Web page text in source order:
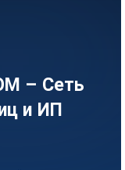
– Сеть
и ИП